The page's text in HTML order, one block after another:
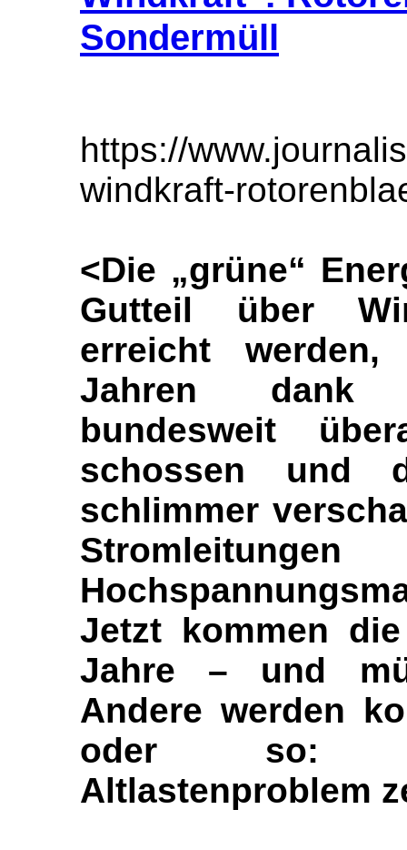
Sondermüll
https://
windkraft-
<Die „grüne“
Gutteil über
erreicht
Jahren dank
bundesweit
schossen und
schlimmer
Jetzt kommen
Jahre – und
Andere werden
oder so:
Altlastenproblem